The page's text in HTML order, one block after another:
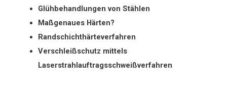
Glühbehandlungen von Stählen
Maßgenaues Härten?
Randschichthärteverfahren
Verschleißschutz mittels
Laserstrahlauftragsschweißverfahren